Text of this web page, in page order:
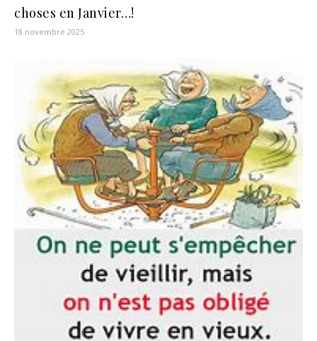
choses en Janvier…!
18 novembre 2025